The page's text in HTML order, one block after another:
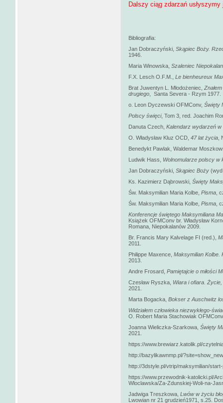
Dalszy ciąg zdarzań
Bibliografia:
Jan Dobraczyński, Skąpiec Boży.
1946.
Maria Winowska, Szaleniec
F.X. Lesch O.F.M.,
Le bienheureux
Brat Juwentyn L. Młodożeniec,
drugiego , Santa Severa - Rzym 1977.
o. Leon Dyczewski OFMConv, Święty
Polscy święci, Tom 3, red. Joachim
Danuta Czech, Kalendarz wydarzeń w
O. Władysław Kluz OCD, 47 lat życia
Benedykt Pawlak, Waldemar
Ludwik Hass, Wolnomularze polscy w
Jan Dobraczyński, Skąpiec Boży
Ks. Kazimierz Dąbrowski, Święty
Św. Maksymilian Maria Kolbe, Pisma ,
Św. Maksymilian Maria Kolbe, Pisma ,
Konferencje świętego Maksymiliana
Książek OFMConv br. Władysław
Romana, Niepokalanów 2009.
Br. Francis Mary Kalvelage FI (red.),
2011.
Philippe Maxence, Maksymilian Kolbe.
2013.
Andre Frosard, Pamiętajcie o miłości
Czesław Ryszka, Wiara i ofiara.
2021.
Marta Bogacka, Bokser z Auschwitz
Widziałem człowieka niezwykłego-
O. Robert Maria Stachowiak
Joanna Wieliczka-Szarkowa, Święty
2021.
https://www.brewiarz.katolik.pl/
http://bazylikawnmp.pl/
http://3dstyle.pl/vtrip/maksymilian/
https://www.przewodnik-katolicki.pl/
Wloclawska/Za-Zdunskiej-Woli-na-
Jadwiga Treszkowa, Lwów w życiu
Lwowian nr 21 grudzień1971, s.25.